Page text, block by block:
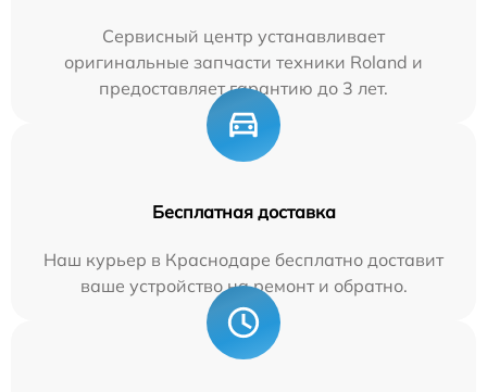
Сервисный центр устанавливает
оригинальные запчасти техники Roland и
предоставляет гарантию до 3 лет.
Бесплатная доставка
Наш курьер в Краснодаре бесплатно доставит
ваше устройство на ремонт и обратно.